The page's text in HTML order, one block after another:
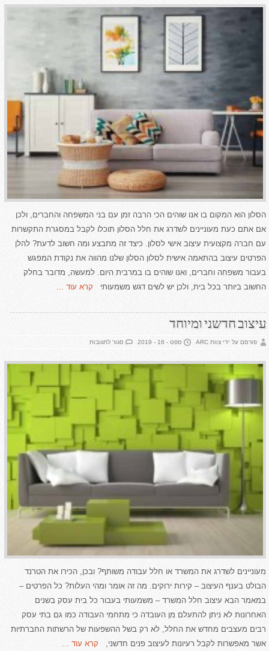
לסלון
הסלון הוא המקום בו אנו שוהים הכי הרבה זמן עם בני המשפחה והחברים, ולכן
אם אתם כעת מעוניינים לשדרג את חלל הסלון תוכלו לקבל במסגרת התקשרות
עם חברה מקצועית עיצוב אישי לסלון. כיצד זה מתבצע ומה חשוב לדעת? להלן
הפרטים עיצוב בהתאמה אישית לסלון הסלון שלנו מהווה את נקודת המפגש
בעבור משפחה וחברים, ואנו שוהים בו במרבית היום. למעשה, מדובר בחלק
החשוב ביותר בכל בית, ולכן יש לשים דגש משמעותי קרא עוד ...
עיצוב חדשני ומיוחד
פורסם על ידי צוות ARC ספט - 16 - 2019 סגור לתגובותעל
ומיוחד
מעוניינים לשדרג את המשרד או חלל עבודה משותף? ובכן, הכירו את הטרנד
הבולט בענף העיצוב – קירות ירוקים. מה זה אומר ומהי העלות? כל הפרטים –
במאמר הבא עיצוב חלל המשרד – משמעותי בעבור כל בית עסק בשנים
האחרונות לא ניתן להתעלם מן העובדה כי מתחמי העבודה כמו גם בתי עסק
רבים מעצבים מחדש את החלל, לא רק בשל ההשפעות של הרשתות החברתיות
אשר מאפשרות לקבל רעיונות לעיצוב פנים חדשני, קרא עוד ...